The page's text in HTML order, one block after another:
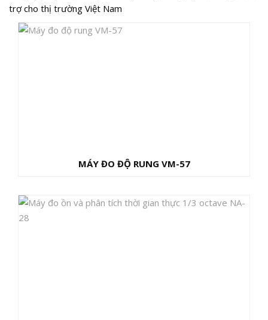
trợ cho thị trường Việt Nam
MÁY ĐO ĐỘ RUNG VM-57